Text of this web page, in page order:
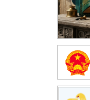
Quyết
hiện
(đoạn...
Quyết
hiện
(đoạn...